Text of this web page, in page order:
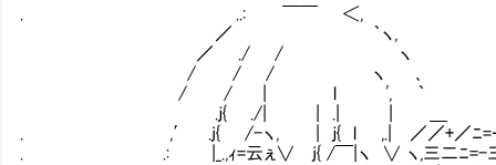
. ..: ￣￣ ＜,
／ ｀ヽ,
／ ./ / ヽ
/ / / ヽ ､
/ / | l ', ｀
.ｊ{ ./| | .| | ＿
. ,′ .j{ /-ヽ, | ｊ{ l ,.| ／／+／ﾆ=‐ｪ＿
. .: |_.,ｨ=云ぇ∨ j{ /￣|ヽ ∨ ヽ,三二ﾆ=-三/7